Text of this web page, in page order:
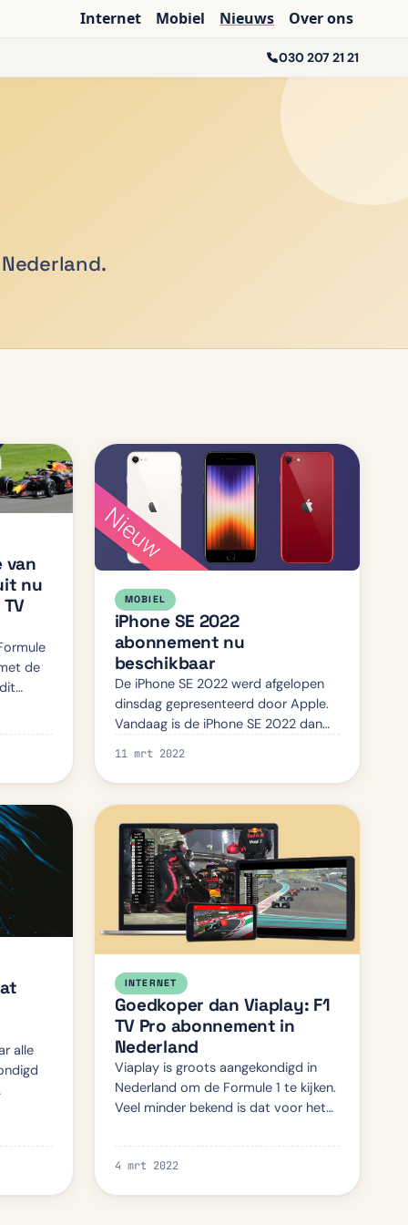
Internet Mobiel Nieuws Over ons
030 207 21 21
van
nu
de
MOBIEL
iPhone SE 2022
abonnement nu
beschikbaar
De iPhone SE 2022 werd afgelopen
dinsdag gepresenteerd door Apple.
Vandaag is de iPhone SE 2022 dan
Waarom kiezen voor de iPhone SE
20…
11 mrt 2022
alle
INTERNET
Goedkoper dan Viaplay: F1
TV Pro abonnement in
Nederland
Viaplay is groots aangekondigd in
Nederland om de Formule 1 te kijken.
Veel minder bekend is dat voor het
gelanceerd is in Nederland met een
app. Met hun F1 TV Pro…
4 mrt 2022